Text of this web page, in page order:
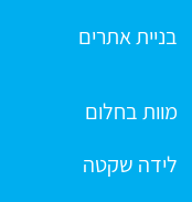
בניית אתרים
מוות בחלום
לידה שקטה